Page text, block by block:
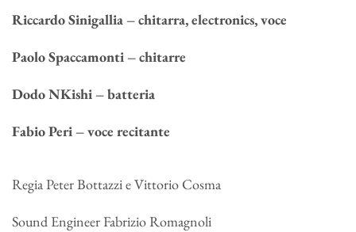
Riccardo Sinigallia – chitarra, electronics, voce
Paolo Spaccamonti – chitarre
Dodo NKishi – batteria
Fabio Peri – voce recitante
Regia Peter Bottazzi e Vittorio Cosma
Sound Engineer Fabrizio Romagnoli